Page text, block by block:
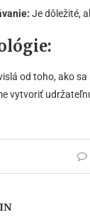
Je dôležité,
od toho, ako
vytvoriť